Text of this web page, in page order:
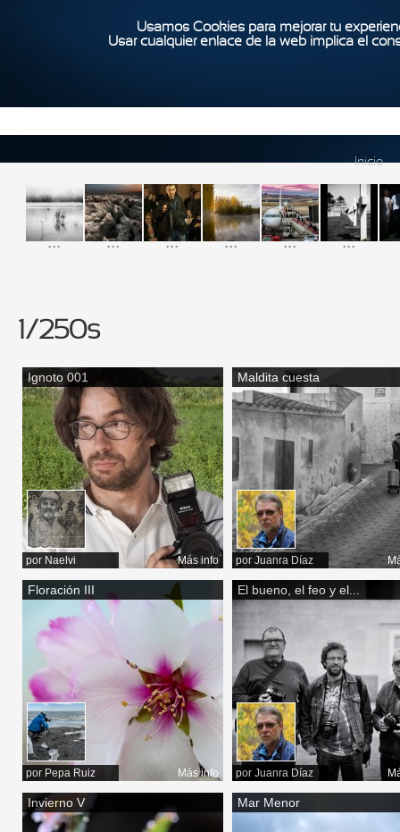
Usamos Cookies para mejorar tu
Usar cualquier enlace de la web implica el
Inicio
... ... ... ... ... ...
1/250s
Ignoto 001
por Naelvi Más info
Maldita cuesta
por Juanra Díaz
Floración III
por Pepa Ruiz Más info
El bueno, el feo y el...
por Juanra Díaz
Invierno V Mar Menor
Páginas